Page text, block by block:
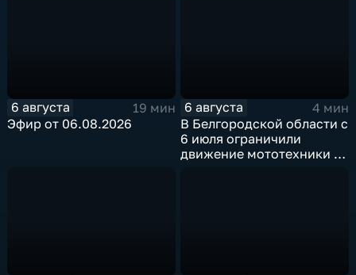
6 августа
19 мин
Эфир от 06.08.2026
6 августа
4 мин
В Белгородской области с
6 июля ограничили
движение мототехники в